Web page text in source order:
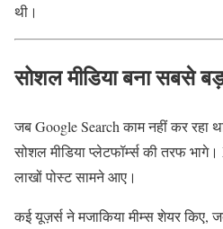
थी।
सोशल मीडिया बना सबसे
जब Google Search काम नहीं कर रहा
सोशल मीडिया प्लेटफॉर्म्स की तरफ भागे।
लाखों पोस्ट सामने आए।
कई यूज़र्स ने मजाकिया मीम्स शेयर किए,